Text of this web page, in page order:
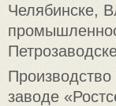
Челябинске,
заводе